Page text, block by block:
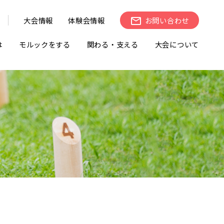
大会情報 体験会情報 お問い合わせ
モルックをする 関わる・支える 大会について